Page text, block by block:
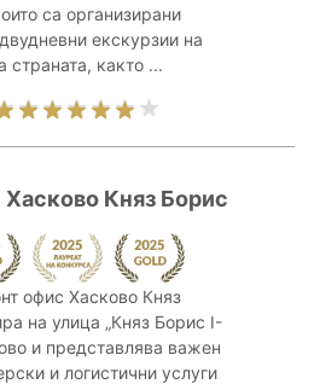
са организирани
екскурзии на
страната, както ...
Княз Борис
офис Хасково Княз
на улица „Княз Борис I-
и представлява важен
и логистични услуги